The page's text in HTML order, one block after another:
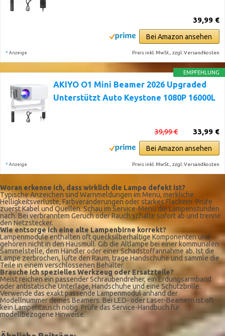
39,99 €
Bei Amazon ansehen
* Anzeige Preis inkl. MwSt., zzgl. Versandkosten
EMPFEHLUNG
AKIYO O1 Mini Beamer 2026 Upgraded
Unterstützt Auto Keystone 1080P 16000L
33,99 €
39,99 €
Bei Amazon ansehen
* Anzeige Preis inkl. MwSt., zzgl. Versandkosten
Woran erkenne ich, dass wirklich die Lampe defekt ist?
Typische Anzeichen sind Warnmeldungen im Menü, merkliche
Helligkeitsverluste, Farbveränderungen oder starkes Flackern. Prüfe
zuerst Kabel und Quellen. Schau im Service-Menü die Lampenstunden
nach. Bei verbranntem Geruch oder Rauch schalte sofort ab und trenne
den Netzstecker.
Wie entsorge ich eine alte Lampenbirne korrekt?
Lampenmodule enthalten oft quecksilberhaltige Komponenten und
gehören nicht in den Hausmüll. Gib die Altlampe bei einer kommunalen
Sammelstelle, dem Händler oder einer Schadstoffannahme ab. Ist die
Lampe zerbrochen, lüfte den Raum, trage Handschuhe und sammle die
Teile in einem verschlossenen Behälter.
Brauche ich spezielles Werkzeug oder Ersatzteile?
Meist reichen ein passender Schraubendreher, ein Erdungsarmband
oder antistatische Unterlage, Handschuhe und eine Schutzbrille.
Verwende das exakt passende Lampenmodul anhand der
Modellnummer deines Beamers. Bei LED- oder Laser-Beamern ist oft
kein Lampentausch nötig. Prüfe das Service-Handbuch für
modellbezogene Hinweise.